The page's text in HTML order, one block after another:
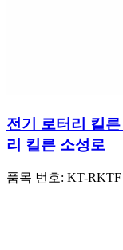
전기 로터리 킬
리 킬른 소성로
품목 번호: KT-RKTF